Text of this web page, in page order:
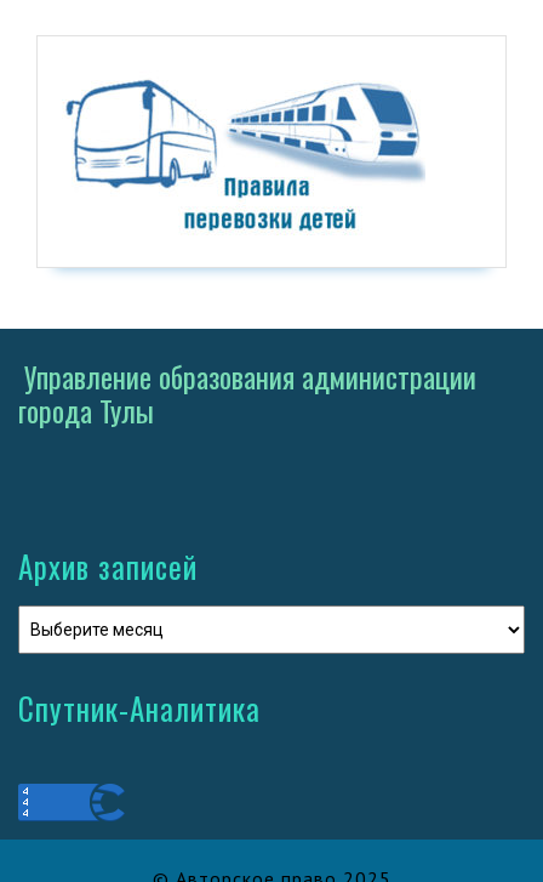
Управление образования администрации
города Тулы
Архив записей
Спутник-Аналитика